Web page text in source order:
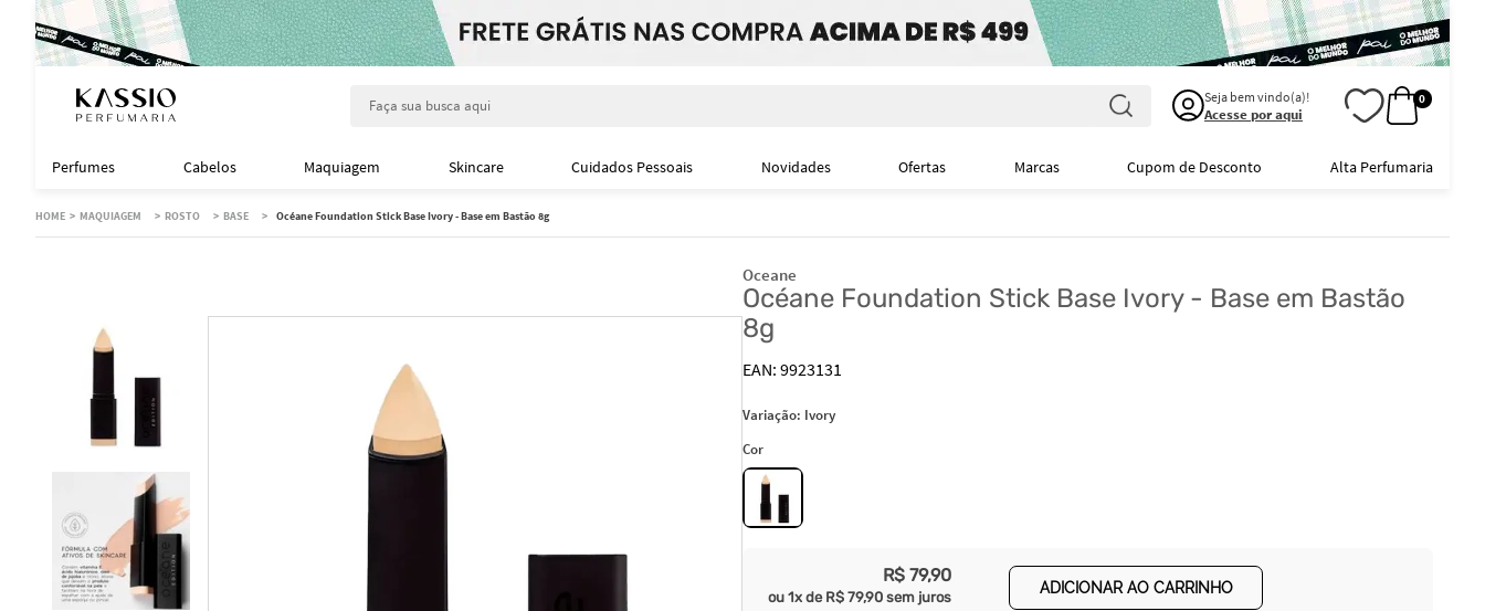
Seja bem vindo(a)!
Acesse por aqui
0
Perfumes Cabelos Maquiagem Skincare Cuidados Pessoais Novidades Ofertas Marcas Cupom de Desconto Alta Perfumaria
MAQUIAGEM ROSTO BASE Océane Foundation Stick Base Ivory - Base em Bastão 8g
Oceane
Océane Foundation Stick Base Ivory - Base em Bastão
8g
9923131
Variação: Ivory
Cor
R$ 79,90
ou 1x de R$ 79,90 sem juros
ADICIONAR AO CARRINHO